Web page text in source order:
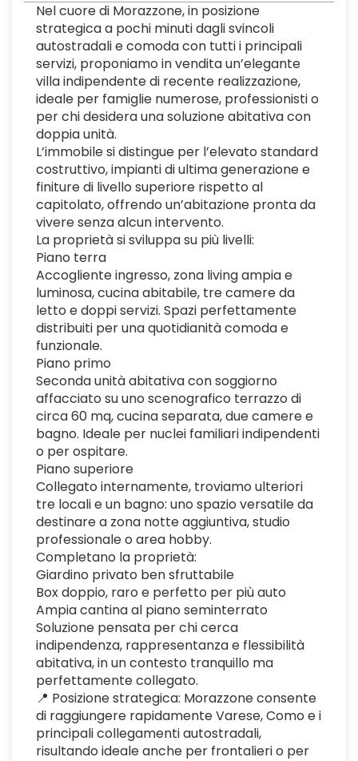
Nel cuore di Morazzone, in posizione
strategica a pochi minuti dagli svincoli
autostradali e comoda con tutti i principali
servizi, proponiamo in vendita un’elegante
villa indipendente di recente realizzazione,
ideale per famiglie numerose, professionisti o
per chi desidera una soluzione abitativa con
doppia unità.
L’immobile si distingue per l’elevato standard
costruttivo, impianti di ultima generazione e
finiture di livello superiore rispetto al
capitolato, offrendo un’abitazione pronta da
vivere senza alcun intervento.
La proprietà si sviluppa su più livelli:
Piano terra
Accogliente ingresso, zona living ampia e
luminosa, cucina abitabile, tre camere da
letto e doppi servizi. Spazi perfettamente
distribuiti per una quotidianità comoda e
funzionale.
Piano primo
Seconda unità abitativa con soggiorno
affacciato su uno scenografico terrazzo di
circa 60 mq, cucina separata, due camere e
bagno. Ideale per nuclei familiari indipendenti
o per ospitare.
Piano superiore
Collegato internamente, troviamo ulteriori
tre locali e un bagno: uno spazio versatile da
destinare a zona notte aggiuntiva, studio
professionale o area hobby.
Completano la proprietà:
Giardino privato ben sfruttabile
Box doppio, raro e perfetto per più auto
Ampia cantina al piano seminterrato
Soluzione pensata per chi cerca
indipendenza, rappresentanza e flessibilità
abitativa, in un contesto tranquillo ma
perfettamente collegato.
📍 Posizione strategica: Morazzone consente
di raggiungere rapidamente Varese, Como e i
principali collegamenti autostradali,
risultando ideale anche per frontalieri o per